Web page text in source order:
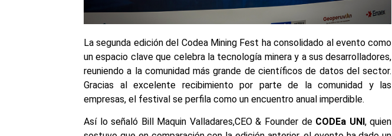
La segunda edición del Codea Mining Fest ha consolidado al evento como
un espacio clave que celebra la tecnología minera y a sus desarrolladores,
reuniendo a la comunidad más grande de científicos de datos del sector.
Gracias al excelente recibimiento por parte de la comunidad y las
empresas, el festival se perfila como un encuentro anual imperdible.
Así lo señaló Bill Maquin Valladares,CEO & Founder de CODEa UNI, quien